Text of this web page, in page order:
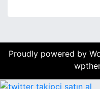
e
Proudly powered by